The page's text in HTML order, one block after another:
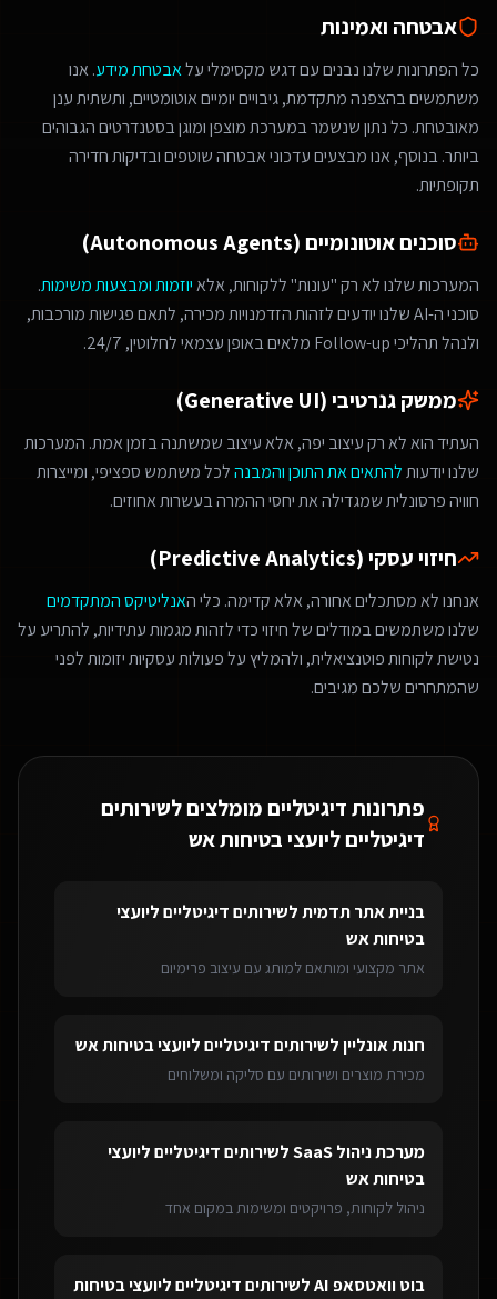
אבטחה ואמינות
כל הפתרונות שלנו נבנים עם דגש מקסימלי עלאבטחת מידע. אנו
משתמשים בהצפנה מתקדמת, גיבויים יומיים אוטומטיים, ותשתית ענן
מאובטחת. כל נתון שנשמר במערכת מוצפן ומוגן בסטנדרטים הגבוהים
ביותר. בנוסף, אנו מבצעים עדכוני אבטחה שוטפים ובדיקות חדירה
תקופתיות.
סוכנים אוטונומיים (Autonomous Agents)
המערכות שלנו לא רק "עונות" ללקוחות, אלאיוזמות ומבצעות משימות.
סוכני ה-AI שלנו יודעים לזהות הזדמנויות מכירה, לתאם פגישות מורכבות,
ולנהל תהליכי Follow-up מלאים באופן עצמאי לחלוטין, 24/7.
ממשק גנרטיבי (Generative UI)
העתיד הוא לא רק עיצוב יפה, אלא עיצוב שמשתנה בזמן אמת. המערכות
שלנו יודעותלהתאים את התוכן והמבנהלכל משתמש ספציפי, ומייצרות
חוויה פרסונלית שמגדילה את יחסי ההמרה בעשרות אחוזים.
חיזוי עסקי (Predictive Analytics)
אנחנו לא מסתכלים אחורה, אלא קדימה. כלי האנליטיקס המתקדמים
שלנו משתמשים במודלים של חיזוי כדי לזהות מגמות עתידיות, להתריע על
נטישת לקוחות פוטנציאלית, ולהמליץ על פעולות עסקיות יזומות לפני
שהמתחרים שלכם מגיבים.
פתרונות דיגיטליים מומלצים לשירותים
דיגיטליים ליועצי בטיחות אש
בניית אתר תדמיתלשירותים דיגיטליים ליועצי
בטיחות אש
אתר מקצועי ומותאם למותג עם עיצוב פרימיום
חנות אונלייןלשירותים דיגיטליים ליועצי בטיחות אש
מכירת מוצרים ושירותים עם סליקה ומשלוחים
מערכת ניהול SaaS לשירותים דיגיטליים ליועצי
בטיחות אש
ניהול לקוחות, פרויקטים ומשימות במקום אחד
בוט וואטסאפ AI לשירותים דיגיטליים ליועצי בטיחות